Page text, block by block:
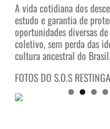
A vida cotidiana dos
estudo e garantia de
oportunidades diversas
coletivo, sem perda das
cultura ancestral do Brasil.
FOTOS DO S.O.S